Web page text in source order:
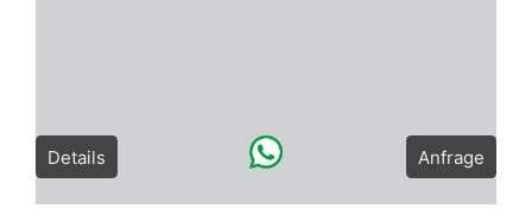
Details Anfrage